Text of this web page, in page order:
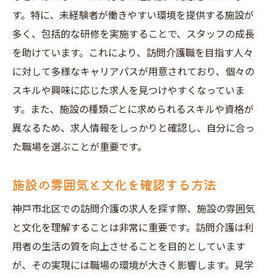
す。特に、未経験者が働きやすい環境を提供する施設が
多く、包括的な研修を実施することで、スタッフの成長
を助けています。これにより、訪問介護職を目指す人々
に対して多様なキャリアパスが用意されており、個々の
スキルや興味に応じた求人を見つけやすくなっていま
す。また、施設の種類ごとに求められるスキルや資格が
異なるため、求人情報をしっかりと確認し、自分に合っ
た職場を選ぶことが重要です。
施設の雰囲気と文化を確認する方法
神戸市北区での訪問介護の求人を探す際、施設の雰囲気
と文化を理解することは非常に重要です。訪問介護は利
用者の生活の質を向上させることを目的としています
が、その実現には職場の環境が大きく影響します。見学